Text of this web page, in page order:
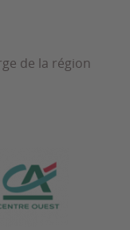
de la région